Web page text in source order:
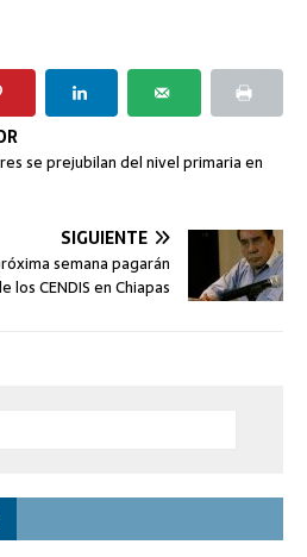
se prejubilan del nivel primaria en
SIGUIENTE
semana pagarán
los CENDIS en Chiapas